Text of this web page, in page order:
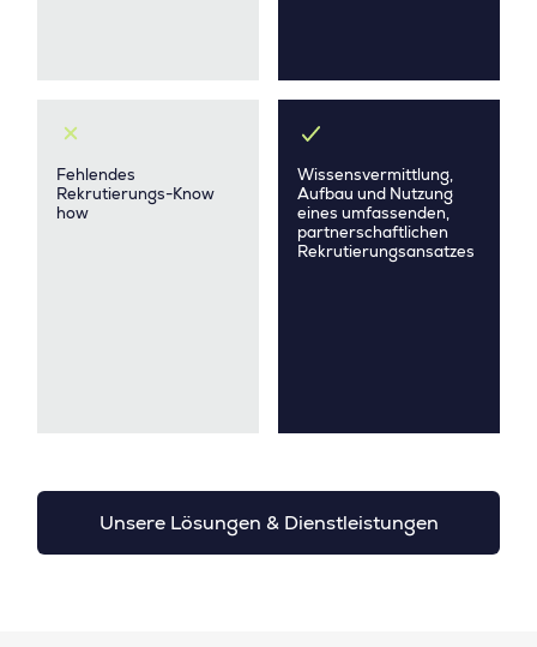
Fehlendes
Rekrutierungs-Know
how
Wissensvermittlung,
Aufbau und Nutzung
eines umfassenden,
partnerschaftlichen
Rekrutierungsansatzes
Unsere Lösungen & Dienstleistungen